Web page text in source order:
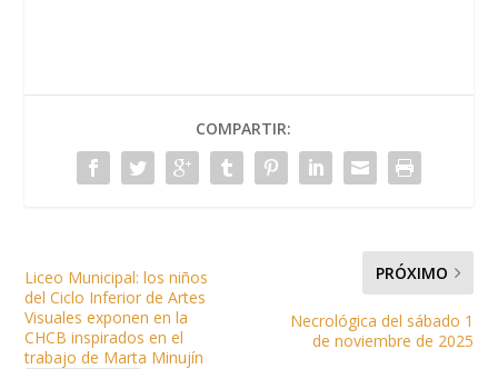
COMPARTIR:
Liceo Municipal: los niños
del Ciclo Inferior de Artes
Visuales exponen en la
CHCB inspirados en el
trabajo de Marta Minujín
PRÓXIMO
Necrológica del sábado 1
de noviembre de 2025